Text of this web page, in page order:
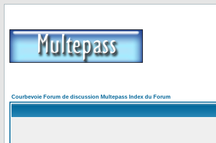
Courbevoie Forum de discussion Multepass Index du Forum